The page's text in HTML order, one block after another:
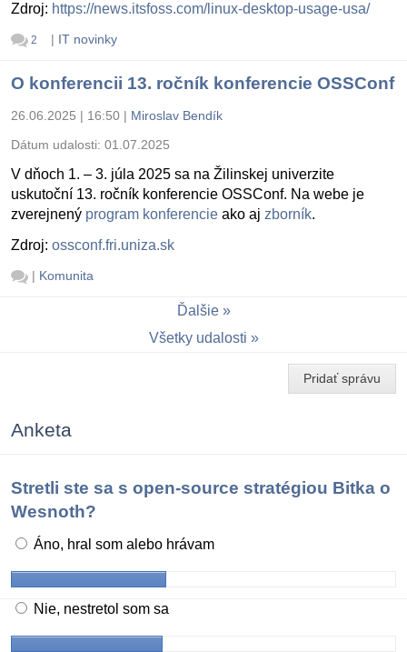
Zdroj: https://news.itsfoss.com/linux-desktop-usage-usa/
2 | IT novinky
O konferencii 13. ročník konferencie OSSConf
26.06.2025 | 16:50 | Miroslav Bendík
Dátum udalosti: 01.07.2025
V dňoch 1. – 3. júla 2025 sa na Žilinskej univerzite
uskutoční 13. ročník konferencie OSSConf. Na webe je
zverejnený program konferencie ako aj zborník.
Zdroj: ossconf.fri.uniza.sk
| Komunita
Ďalšie
Všetky udalosti
Pridať správu
Anketa
Stretli ste sa s open-source stratégiou Bitka o
Wesnoth?
Áno, hral som alebo hrávam
Nie, nestretol som sa